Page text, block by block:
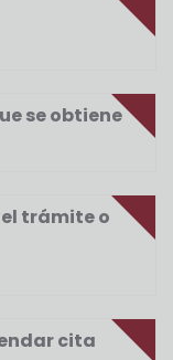
se obtiene
trámite o
cita